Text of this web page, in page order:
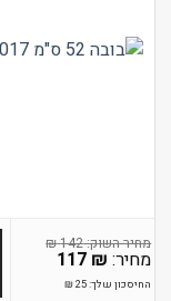
142
₪
117 ₪
החיסכון שלך:25
₪